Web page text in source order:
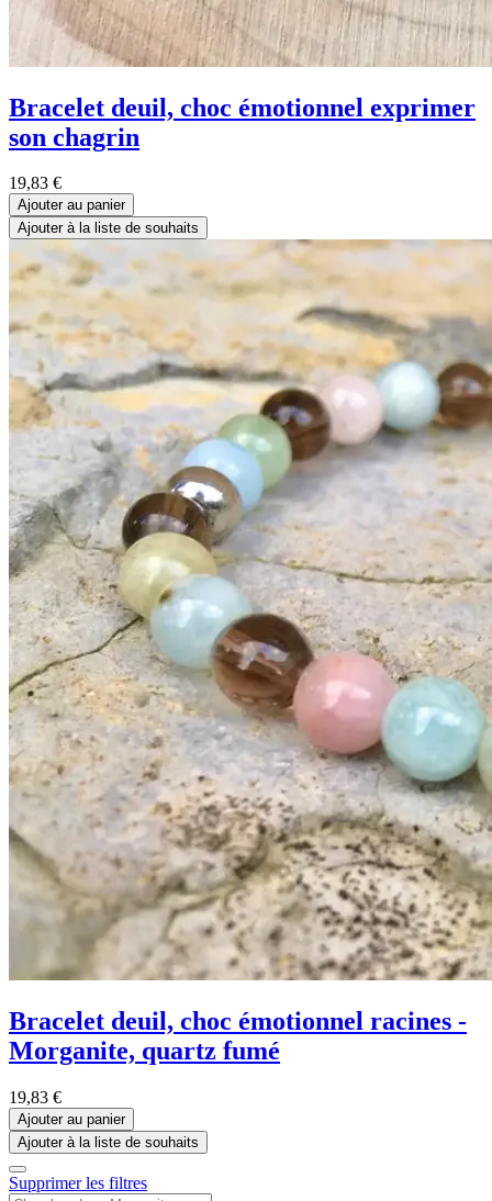
Bracelet deuil, choc émotionnel exprimer
son chagrin
19,83 €
Ajouter au panier
Ajouter à la liste de souhaits
Bracelet deuil, choc émotionnel racines -
Morganite, quartz fumé
19,83 €
Ajouter au panier
Ajouter à la liste de souhaits
Supprimer les filtres